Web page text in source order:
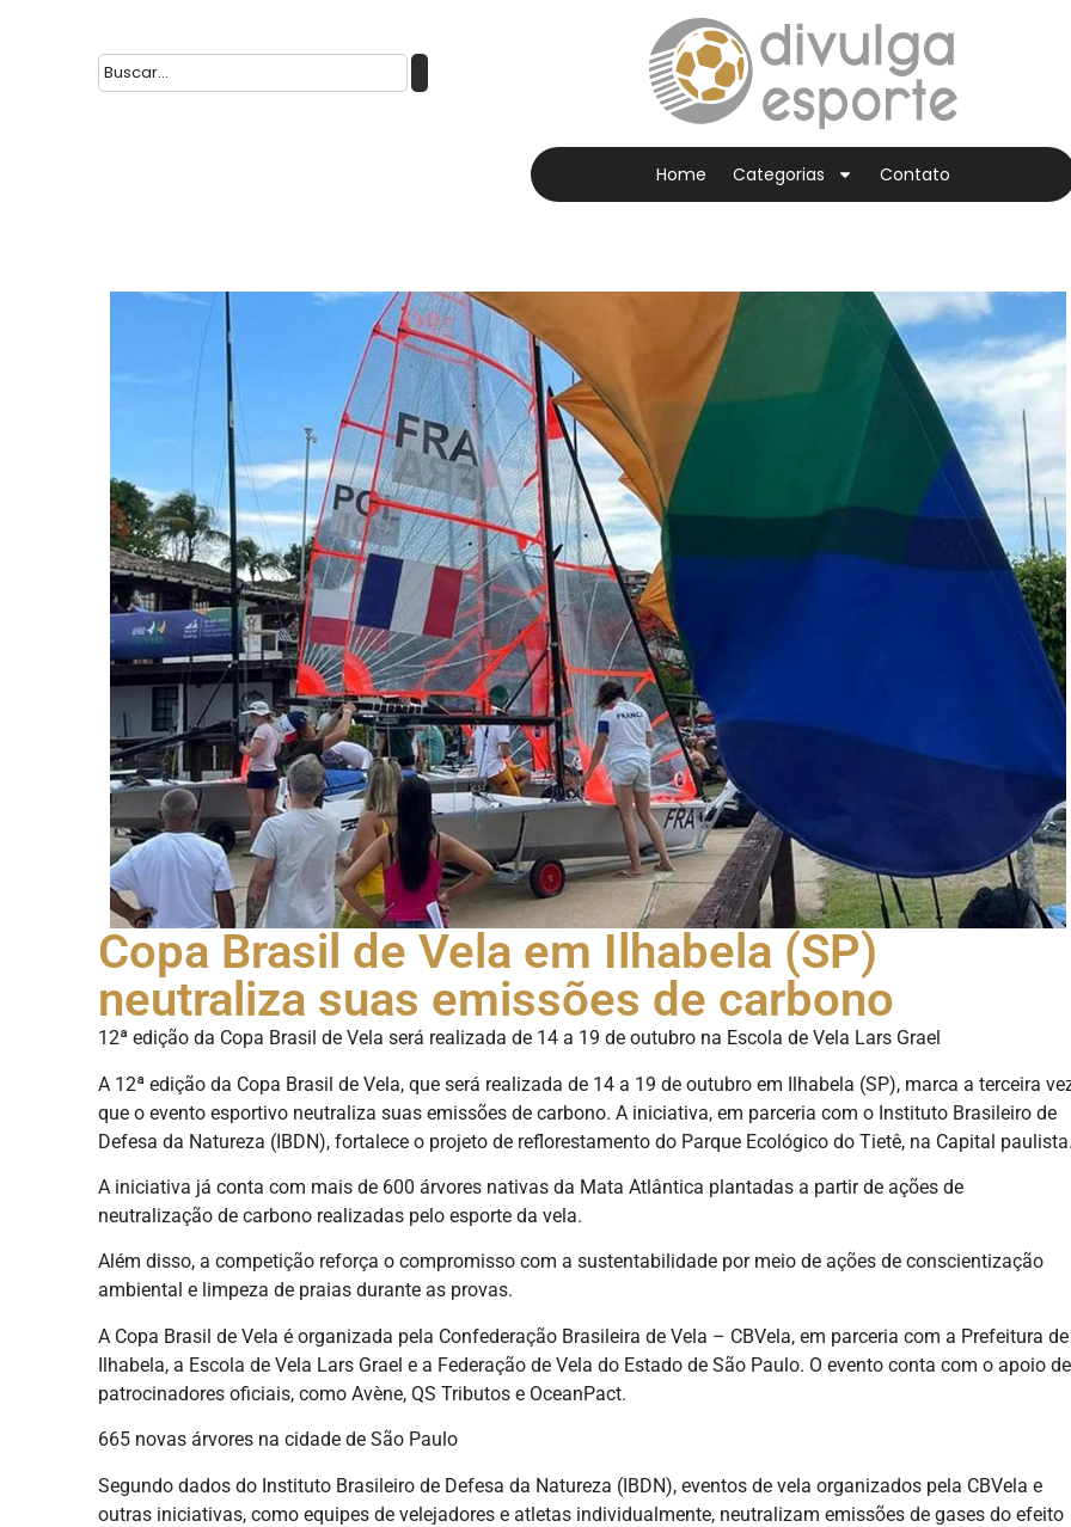
Home Categorias Contato
Copa Brasil de Vela em Ilhabela (SP)
neutraliza suas emissões de carbono
12ª edição da Copa Brasil de Vela será realizada de 14 a 19 de outubro na Escola de Vela Lars Grael
A 12ª edição da Copa Brasil de Vela, que será realizada de 14 a 19 de outubro em Ilhabela (SP), marca a terceira
que o evento esportivo neutraliza suas emissões de carbono. A iniciativa, em parceria com o Instituto Brasileiro de
Defesa da Natureza (IBDN), fortalece o projeto de reflorestamento do Parque Ecológico do Tietê, na Capital
A iniciativa já conta com mais de 600 árvores nativas da Mata Atlântica plantadas a partir de ações de
neutralização de carbono realizadas pelo esporte da vela.
Além disso, a competição reforça o compromisso com a sustentabilidade por meio de ações de conscientização
ambiental e limpeza de praias durante as provas.
A Copa Brasil de Vela é organizada pela Confederação Brasileira de Vela – CBVela, em parceria com a Prefeitura de
Ilhabela, a Escola de Vela Lars Grael e a Federação de Vela do Estado de São Paulo. O evento conta com o apoio de
patrocinadores oficiais, como Avène, QS Tributos e OceanPact.
665 novas árvores na cidade de São Paulo
Segundo dados do Instituto Brasileiro de Defesa da Natureza (IBDN), eventos de vela organizados pela CBVela e
outras iniciativas, como equipes de velejadores e atletas individualmente, neutralizam emissões de gases do efeito